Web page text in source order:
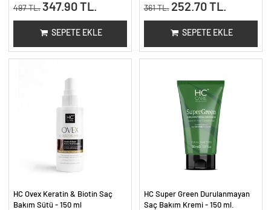
497 TL. 347.90 TL.
SEPETE EKLE
361 TL. 252.70 TL.
SEPETE EKLE
HC Ovex Keratin & Biotin Saç
Bakım Sütü - 150 ml
HC Super Green Durulanmayan
Saç Bakım Kremi - 150 ml.